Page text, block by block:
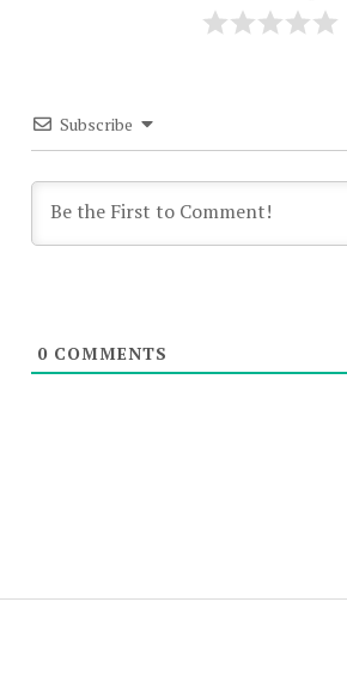
Subscribe
0COMMENTS